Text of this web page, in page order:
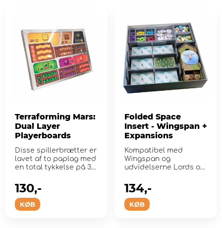
Terraforming Mars:
Dual Layer
Playerboards
Disse spillerbrætter er
lavet af to paplag med
en total tykkelse på 3
KØB
130,-
Folded Space
Insert - Wingspan +
Expansions
Kompatibel med
Wingspan og
udvidelserne Lords of
KØB
134,-